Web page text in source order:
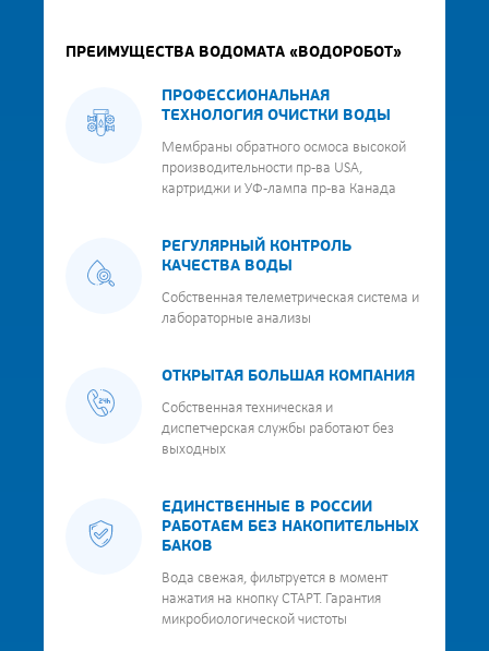
ПРЕИМУЩЕСТВА ВОДОМАТА «ВОДОРОБОТ»
ПРОФЕССИОНАЛЬНАЯ
ТЕХНОЛОГИЯ ОЧИСТКИ ВОДЫ
Мембраны обратного осмоса высокой
производительности пр-ва USA,
картриджи и УФ-лампа пр-ва Канада
РЕГУЛЯРНЫЙ КОНТРОЛЬ
КАЧЕСТВА ВОДЫ
Собственная телеметрическая система и
лабораторные анализы
ОТКРЫТАЯ БОЛЬШАЯ КОМПАНИЯ
Собственная техническая и
диспетчерская службы работают без
выходных
ЕДИНСТВЕННЫЕ В РОССИИ
РАБОТАЕМ БЕЗ НАКОПИТЕЛЬНЫХ
БАКОВ
Вода свежая, фильтруется в момент
нажатия на кнопку СТАРТ. Гарантия
микробиологической чистоты